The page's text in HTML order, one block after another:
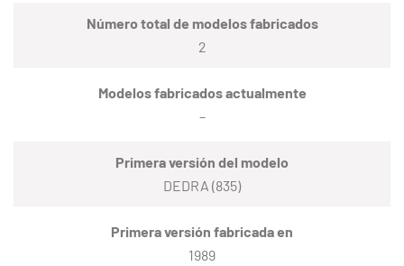
Número total de modelos fabricados
2
Modelos fabricados actualmente
–
Primera versión del modelo
DEDRA (835)
Primera versión fabricada en
1989